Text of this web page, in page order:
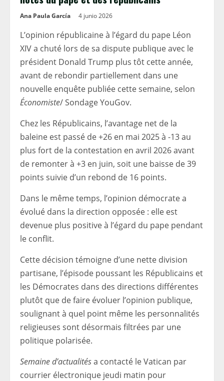
Ana Paula García 4 junio 2026
L’opinion républicaine à l’égard du pape Léon
XIV a chuté lors de sa dispute publique avec le
président Donald Trump plus tôt cette année,
avant de rebondir partiellement dans une
nouvelle enquête publiée cette semaine, selon
Économiste/ Sondage YouGov.
Chez les Républicains, l’avantage net de la
baleine est passé de +26 en mai 2025 à -13 au
plus fort de la contestation en avril 2026 avant
de remonter à +3 en juin, soit une baisse de 39
points suivie d’un rebond de 16 points.
Dans le même temps, l’opinion démocrate a
évolué dans la direction opposée : elle est
devenue plus positive à l’égard du pape pendant
le conflit.
Cette décision témoigne d’une nette division
partisane, l’épisode poussant les Républicains et
les Démocrates dans des directions différentes
plutôt que de faire évoluer l’opinion publique,
soulignant à quel point même les personnalités
religieuses sont désormais filtrées par une
politique polarisée.
Semaine d’actualitésa contacté le Vatican par
courrier électronique jeudi matin pour